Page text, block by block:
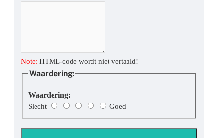
Note: HTML-code wordt niet vertaald!
Waardering:
Waardering:
Slecht Goed